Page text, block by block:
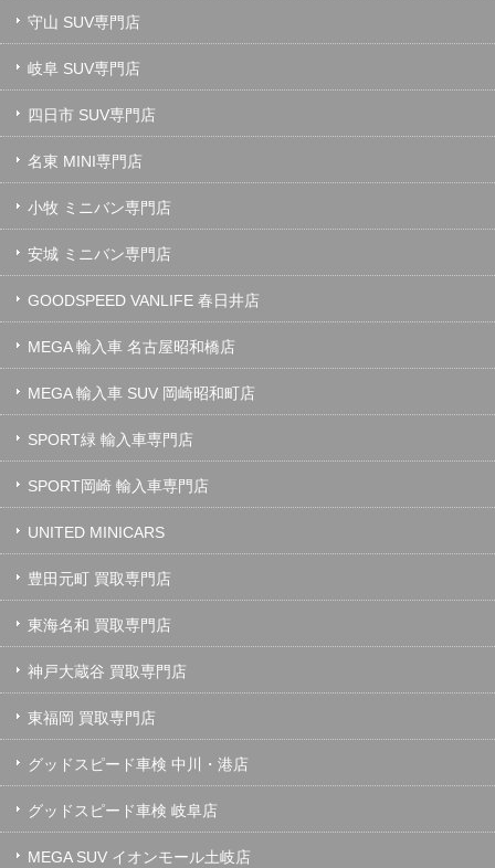
守山 SUV専門店
岐阜 SUV専門店
四日市 SUV専門店
名東 MINI専門店
小牧 ミニバン専門店
安城 ミニバン専門店
GOODSPEED VANLIFE 春日井店
MEGA 輸入車 名古屋昭和橋店
MEGA 輸入車 SUV 岡崎昭和町店
SPORT緑 輸入車専門店
SPORT岡崎 輸入車専門店
UNITED MINICARS
豊田元町 買取専門店
東海名和 買取専門店
神戸大蔵谷 買取専門店
東福岡 買取専門店
グッドスピード車検 中川・港店
グッドスピード車検 岐阜店
MEGA SUV イオンモール土岐店